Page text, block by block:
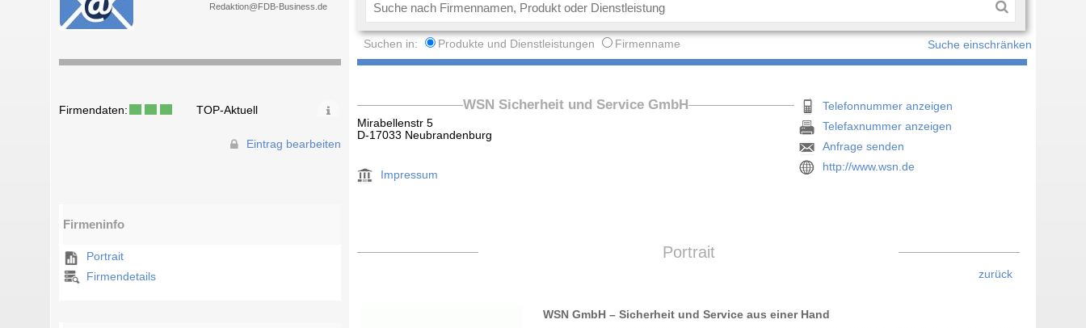
Redaktion@FDB-Business.de
Suchen in: Produkte und Dienstleistungen Firmenname Suche einschränken
Firmendaten: TOP-Aktuell
Eintrag bearbeiten
Firmeninfo
Portrait
Firmendetails
WSN Sicherheit und Service GmbH
Mirabellenstr 5
D-17033 Neubrandenburg
Impressum
Telefonnummer anzeigen
Telefaxnummer anzeigen
Anfrage senden
http://www.wsn.de
Portrait
zurück
WSN GmbH – Sicherheit und Service aus einer Hand